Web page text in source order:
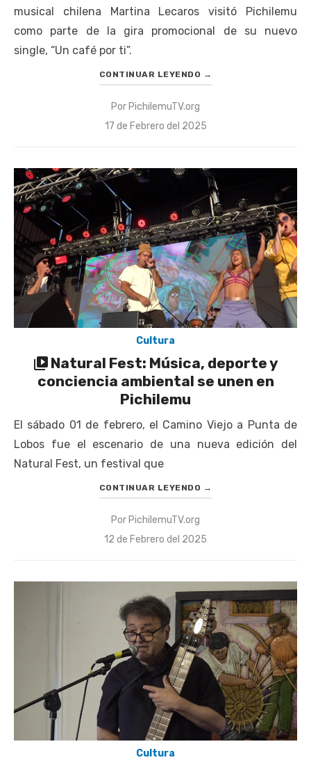
musical chilena Martina Lecaros visitó Pichilemu
como parte de la gira promocional de su nuevo
single, “Un café por ti”.
CONTINUAR LEYENDO →
Por PichilemuTV.org
Publicado
17 de Febrero del 2025
Cultura
Natural Fest: Música, deporte y
conciencia ambiental se unen en
Pichilemu
El sábado 01 de febrero, el Camino Viejo a Punta de
Lobos fue el escenario de una nueva edición del
Natural Fest, un festival que
CONTINUAR LEYENDO →
Por PichilemuTV.org
Publicado
12 de Febrero del 2025
Cultura